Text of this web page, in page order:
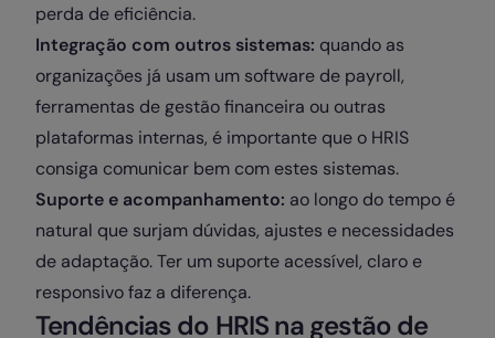
perda de eficiência.
Integração com outros sistemas: quando as
organizações já usam um software de payroll,
ferramentas de gestão financeira ou outras
plataformas internas, é importante que o HRIS
consiga comunicar bem com estes sistemas.
Suporte e acompanhamento: ao longo do tempo é
natural que surjam dúvidas, ajustes e necessidades
de adaptação. Ter um suporte acessível, claro e
responsivo faz a diferença.
Tendências do HRIS na gestão de